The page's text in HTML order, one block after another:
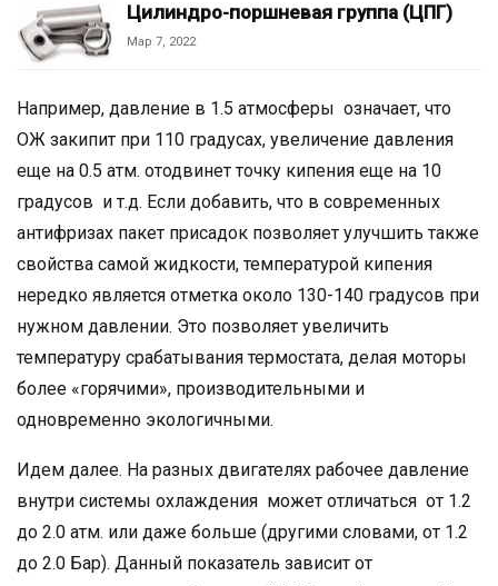
Цилиндро-поршневая группа (ЦПГ)
Мар 7, 2022
Например, давление в 1.5 атмосферы означает, что
ОЖ закипит при 110 градусах, увеличение давления
еще на 0.5 атм. отодвинет точку кипения еще на 10
градусов и т.д. Если добавить, что в современных
антифризах пакет присадок позволяет улучшить также
свойства самой жидкости, температурой кипения
нередко является отметка около 130-140 градусов при
нужном давлении. Это позволяет увеличить
температуру срабатывания термостата, делая моторы
более «горячими», производительными и
одновременно экологичными.
Идем далее. На разных двигателях рабочее давление
внутри системы охлаждения может отличаться от 1.2
до 2.0 атм. или даже больше (другими словами, от 1.2
до 2.0 Бар). Данный показатель зависит от